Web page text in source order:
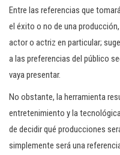
Entre las referencias que
el éxito o no de una
actor o actriz en particular;
a las preferencias del público
vaya presentar.
No obstante, la herramienta
entretenimiento y la
de decidir qué producciones
simplemente será una